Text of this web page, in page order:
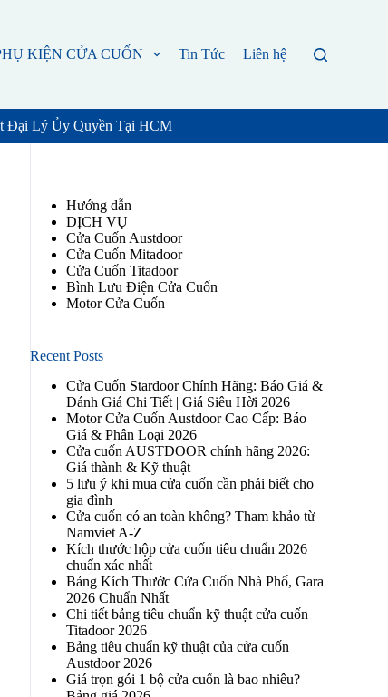
KIỆN CỬA CUỐN Tin Tức Liên hệ
Đại Lý Ủy Quyền Tại HCM
Hướng dẫn
DỊCH VỤ
Cửa Cuốn Austdoor
Cửa Cuốn Mitadoor
Cửa Cuốn Titadoor
Bình Lưu Điện Cửa Cuốn
Motor Cửa Cuốn
Recent Posts
Cửa Cuốn Stardoor Chính Hãng: Báo Giá &
Đánh Giá Chi Tiết | Giá Siêu Hời 2026
Motor Cửa Cuốn Austdoor Cao Cấp: Báo
Giá & Phân Loại 2026
Cửa cuốn AUSTDOOR chính hãng 2026:
Giá thành & Kỹ thuật
5 lưu ý khi mua cửa cuốn cần phải biết cho
gia đình
Cửa cuốn có an toàn không? Tham khảo từ
Namviet A-Z
Kích thước hộp cửa cuốn tiêu chuẩn 2026
chuẩn xác nhất
Bảng Kích Thước Cửa Cuốn Nhà Phố, Gara
2026 Chuẩn Nhất
Chi tiết bảng tiêu chuẩn kỹ thuật cửa cuốn
Titadoor 2026
Bảng tiêu chuẩn kỹ thuật của cửa cuốn
Austdoor 2026
Giá trọn gói 1 bộ cửa cuốn là bao nhiêu?